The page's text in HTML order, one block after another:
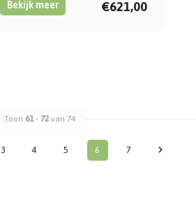
Bekijk meer €621,00
Toon 61- 72 van 74
3 4 5 6 7